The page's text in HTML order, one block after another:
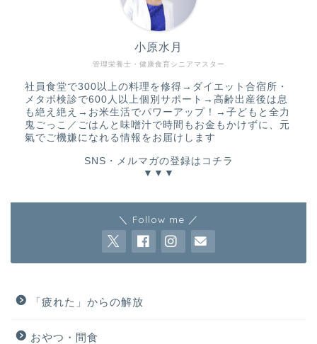
管理栄養士・健康食育シニアマスター
小原水月
社員食堂で300以上の料理を修得→ダイエット合宿所・
メタボ検診で600人以上個別サポート→高齢出産後は息
も絶え絶え→お米生活でパワーアップ！→子どもと全力
鬼ごっこ／ごはんと味噌汁で時間もお金もかけずに、元
氣でご機嫌になれる情報をお届けします
SNS・メルマガの登録はコチラ
▼▼▼
＼ Follow me ／
「疲れた」からの解放
おやつ・間食